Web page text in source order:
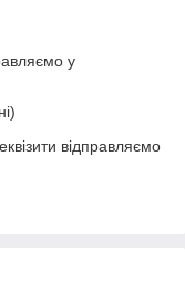
у
відправляємо